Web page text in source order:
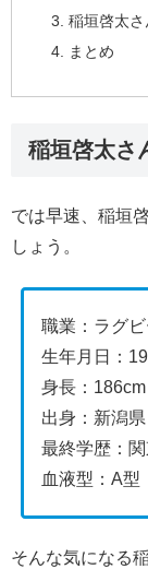
稲垣啓太
まとめ
稲垣啓太さ
では早速、稲垣
しょう。
職業：ラグ
生年月日：
身⾧：186cm
出身：新潟県
最終学歴：
血液型：A型
そんな気になる